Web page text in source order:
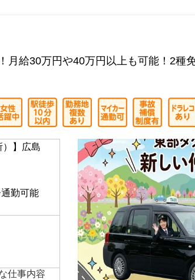
給30万円や40万円以上も可能！2種
）】広島
勤可能
仕事内容